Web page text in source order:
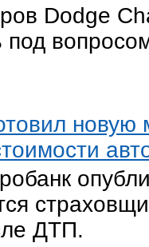
Dodge
под
ДТП.